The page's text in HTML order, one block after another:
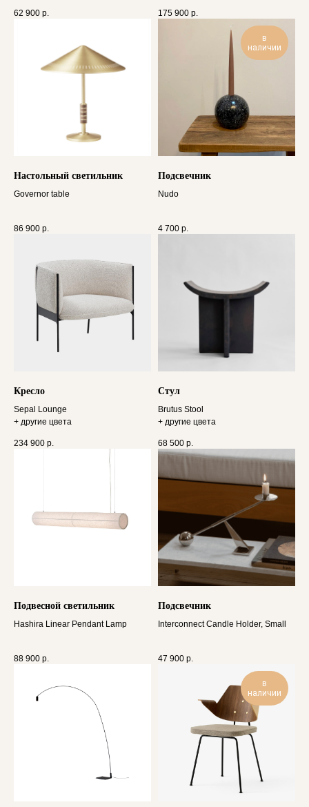
62 900 р. 175 900 р.
Настольный светильник
Governor table
86 900 р.
в
наличии
Подсвечник
Nudo
4 700 р.
Кресло
Sepal Lounge
+ другие цвета
234 900 р.
Стул
Brutus Stool
+ другие цвета
68 500 р.
Подвесной светильник
Hashira Linear Pendant Lamp
88 900 р.
Подсвечник
Interconnect Candle Holder, Small
47 900 р.
в
наличии